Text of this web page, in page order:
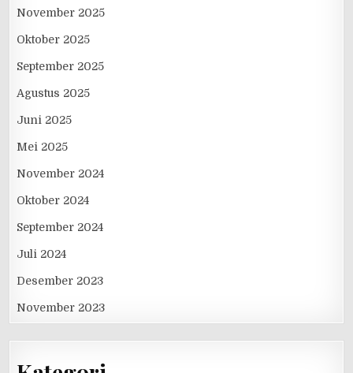
November 2025
Oktober 2025
September 2025
Agustus 2025
Juni 2025
Mei 2025
November 2024
Oktober 2024
September 2024
Juli 2024
Desember 2023
November 2023